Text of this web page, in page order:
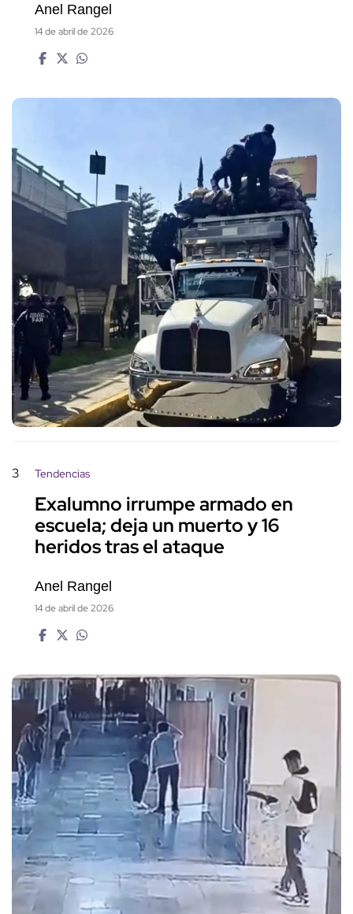
Anel Rangel
14 de abril de 2026
3 Tendencias
Exalumno irrumpe armado en
escuela; deja un muerto y 16
heridos tras el ataque
Anel Rangel
14 de abril de 2026